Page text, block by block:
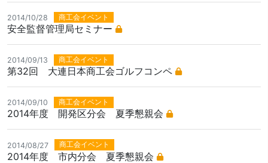
2014/10/28 商工会イベント
安全監督管理局セミナー
2014/09/13 商工会イベント
第32回 大連日本商工会ゴルフコンペ
2014/09/10 商工会イベント
2014年度 開発区分会 夏季懇親会
2014/08/27 商工会イベント
2014年度 市内分会 夏季懇親会